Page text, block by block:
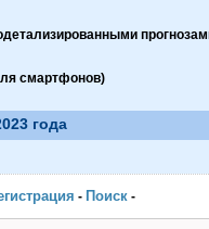
смартфонов)
года
- Поиск -